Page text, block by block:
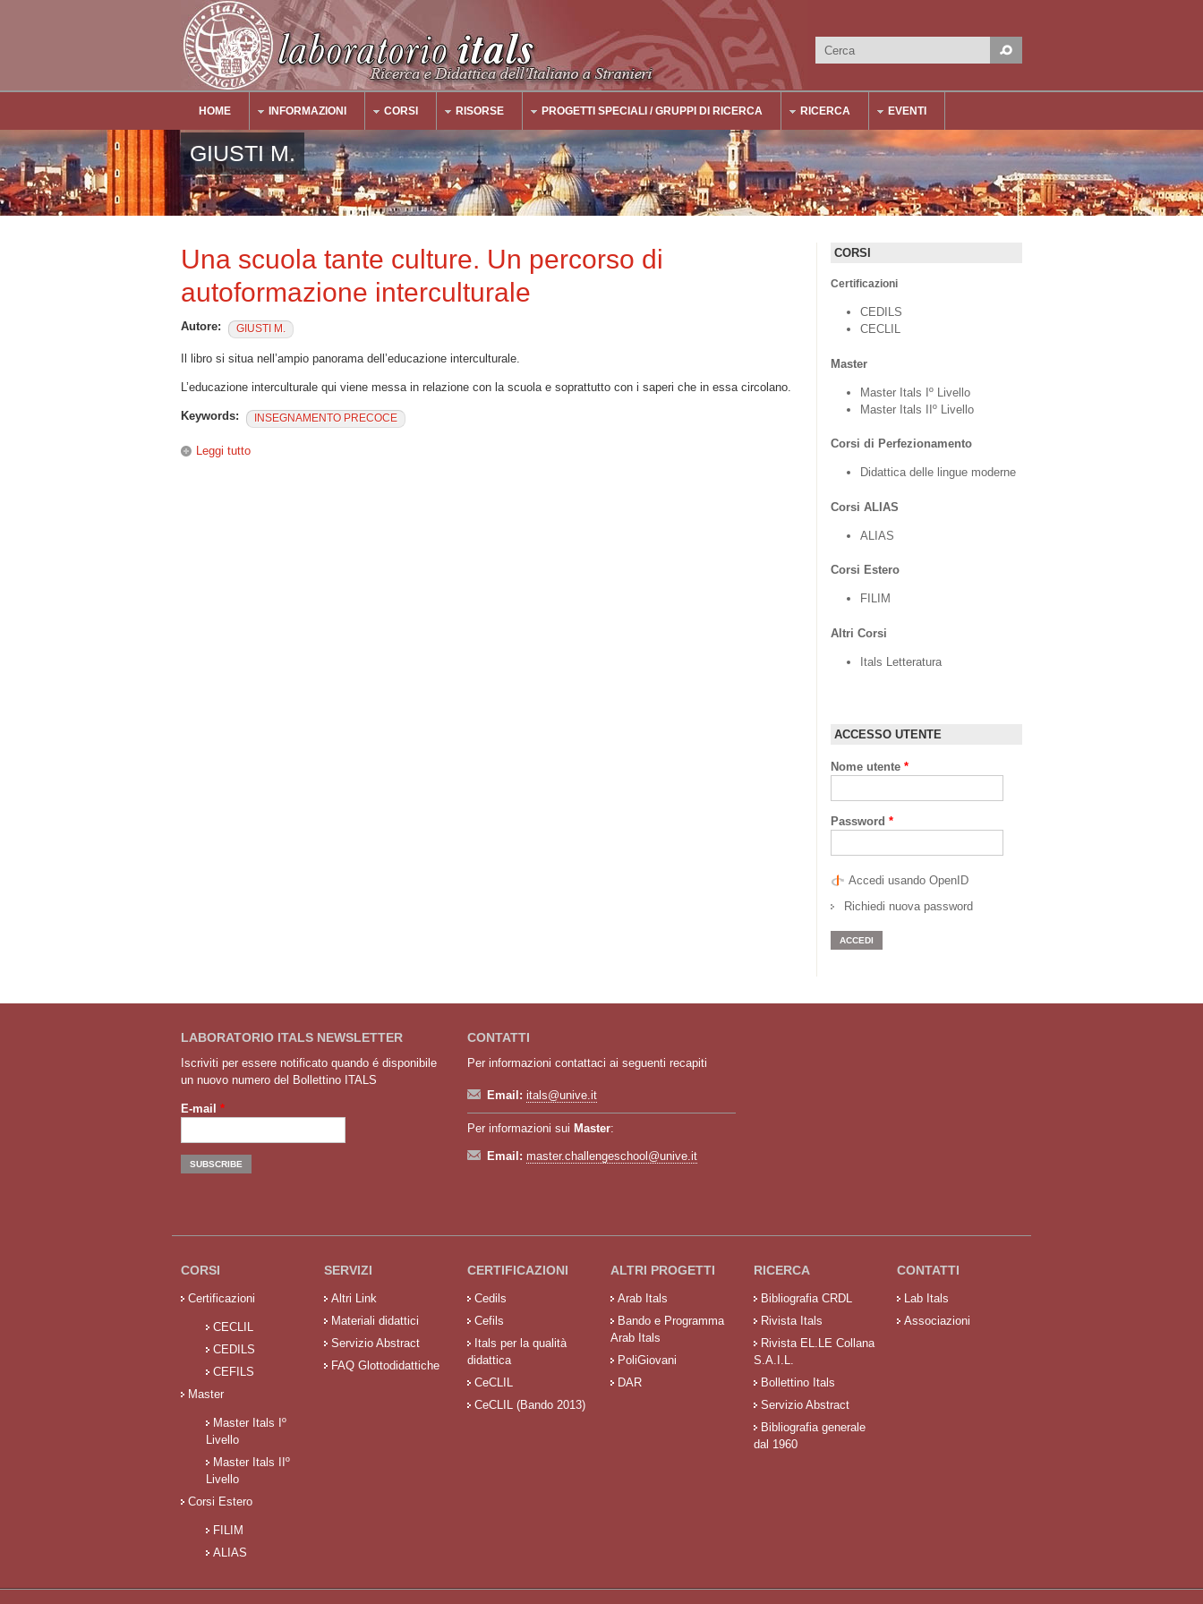
Form di ricerca
Cerca
Main Menu
HOME INFORMAZIONI CORSI RISORSE PROGETTI SPECIALI / GRUPPI DI RICERCA RICERCA EVENTI
GIUSTI M.
Una scuola tante culture. Un percorso di
autoformazione interculturale
Autore: GIUSTI M.
Il libro si situa nell’ampio panorama dell’educazione interculturale.
L’educazione interculturale qui viene messa in relazione con la scuola e soprattutto con i saperi che in essa circolano.
Keywords: INSEGNAMENTO PRECOCE
Leggi tutto
CORSI
Certificazioni
CEDILS
CECLIL
Master
Master Itals Iº Livello
Master Itals IIº Livello
Corsi di Perfezionamento
Didattica delle lingue moderne
Corsi ALIAS
ALIAS
Corsi Estero
FILIM
Altri Corsi
Itals Letteratura
ACCESSO UTENTE
Nome utente *
Password *
Accedi usando OpenID
Richiedi nuova password
LABORATORIO ITALS NEWSLETTER
Iscriviti per essere notificato quando é disponibile
un nuovo numero del Bollettino ITALS
E-mail *
CONTATTI
Per informazioni contattaci ai seguenti recapiti
Email: itals@unive.it
Per informazioni sui Master:
Email: master.challengeschool@unive.it
CORSI
Certificazioni
CECLIL
CEDILS
CEFILS
Master
Master Itals Iº
Livello
Master Itals IIº
Livello
Corsi Estero
FILIM
ALIAS
SERVIZI
Altri Link
Materiali didattici
Servizio Abstract
FAQ Glottodidattiche
CERTIFICAZIONI
Cedils
Cefils
Itals per la qualità
didattica
CeCLIL
CeCLIL (Bando 2013)
ALTRI PROGETTI
Arab Itals
Bando e Programma
Arab Itals
PoliGiovani
DAR
RICERCA
Bibliografia CRDL
Rivista Itals
Rivista EL.LE Collana
S.A.I.L.
Bollettino Itals
Servizio Abstract
Bibliografia generale
dal 1960
CONTATTI
Lab Itals
Associazioni